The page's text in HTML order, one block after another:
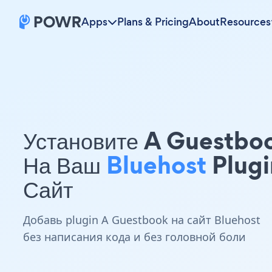
Apps Plans & PricingAboutResources
Установите A
На Ваш Bluehost
Сайт
Добавь plugin A Guestbook на сайт Bluehost
без написания кода и без головной боли